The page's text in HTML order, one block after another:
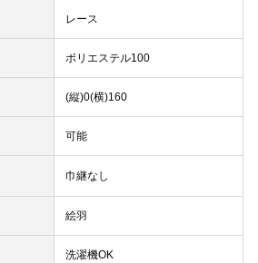
レース
ポリエステル100
(縦)0(横)160
可能
巾継なし
絵羽
洗濯機OK